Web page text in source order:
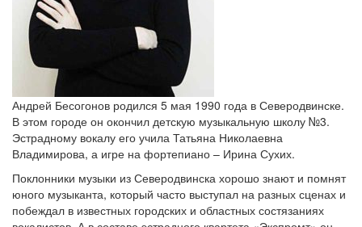
Андрей Бесогонов родился 5 мая 1990 года в Северодвинске.
В этом городе он окончил детскую музыкальную школу №3.
Эстрадному вокалу его учила Татьяна Николаевна
Владимирова, а игре на фортепиано – Ирина Сухих.
Поклонники музыки из Северодвинска хорошо знают и помнят
юного музыканта, который часто выступал на разных сценах и
побеждал в известных городских и областных состязаниях